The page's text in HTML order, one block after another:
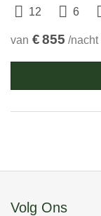
12 6
van €855 /nacht
Volg Ons